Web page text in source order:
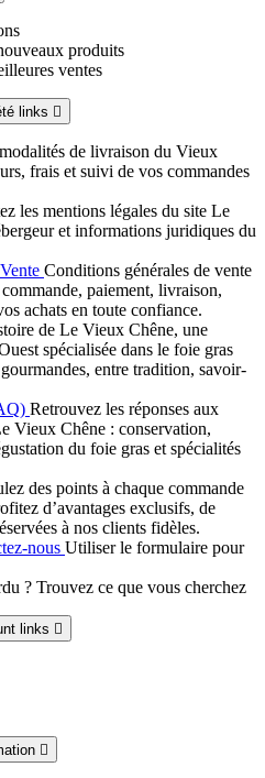
produits
ventes
links 
de livraison du Vieux
frais et suivi de vos commandes
les mentions légales du site Le
et informations juridiques du
Conditions générales de vente
paiement, livraison,
achats en toute confiance.
de Le Vieux Chêne, une
spécialisée dans le foie gras
entre tradition, savoir-
Retrouvez les réponses aux
Vieux Chêne : conservation,
du foie gras et spécialités
des points à chaque commande
d’avantages exclusifs, de
à nos clients fidèles.
nous Utiliser le formulaire pour
? Trouvez ce que vous cherchez
links 
